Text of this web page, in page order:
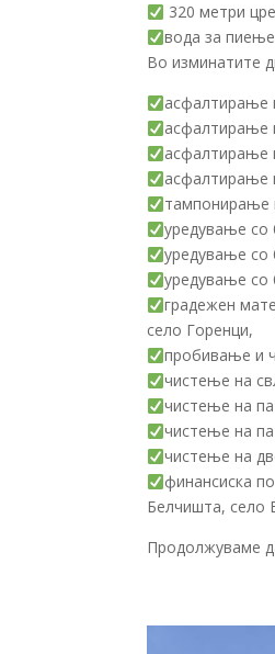
320 метри
вода за
Во изминатите
асфалтирање
асфалтирање
асфалтирање
асфалтирање
тампонирање
уредување со
уредување со
уредување со
градежен
село Горенци,
пробивање и
чистење на
чистење на
чистење на
чистење на
финансиска
Белчишта, село
Продолжуваме